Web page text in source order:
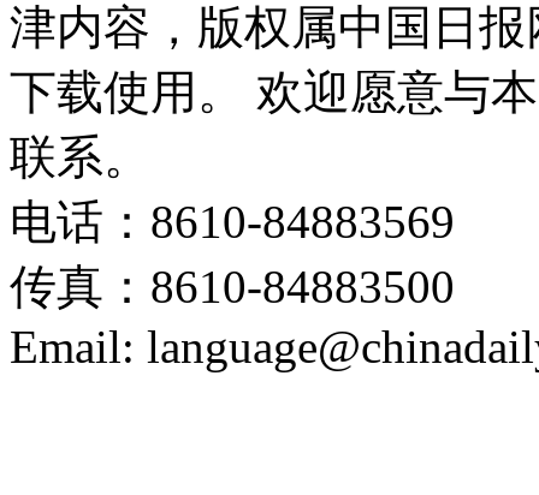
津内容，版权属中国日
下载使用。 欢迎愿意与
联系。
电话：8610-84883569
传真：8610-84883500
Email: